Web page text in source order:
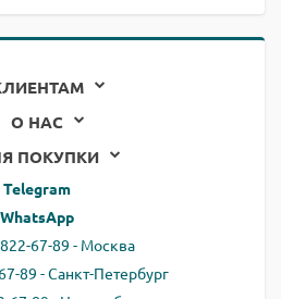
О НАС
ПОКУПКИ
Telegram
WhatsApp
67-89 - Москва
89 - Санкт-Петербург